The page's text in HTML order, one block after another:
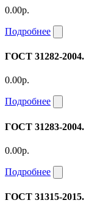
0.00р.
Подробнее
ГОСТ 31282-2004.
0.00р.
Подробнее
ГОСТ 31283-
0.00р.
Подробнее
ГОСТ 31315-2015.